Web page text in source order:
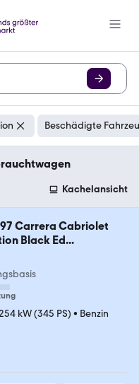
Beschädigte
Kachelansicht
Carrera Cabriolet
Black Ed...
kW (345 PS) • Benzin